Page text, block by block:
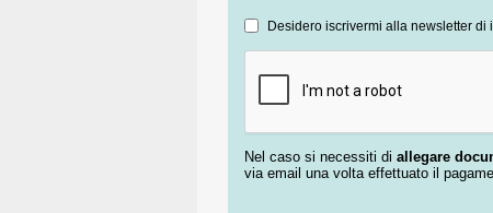
Desidero iscrivermi alla newsletter
Nel caso si necessiti di allegare
via email una volta effettuato il